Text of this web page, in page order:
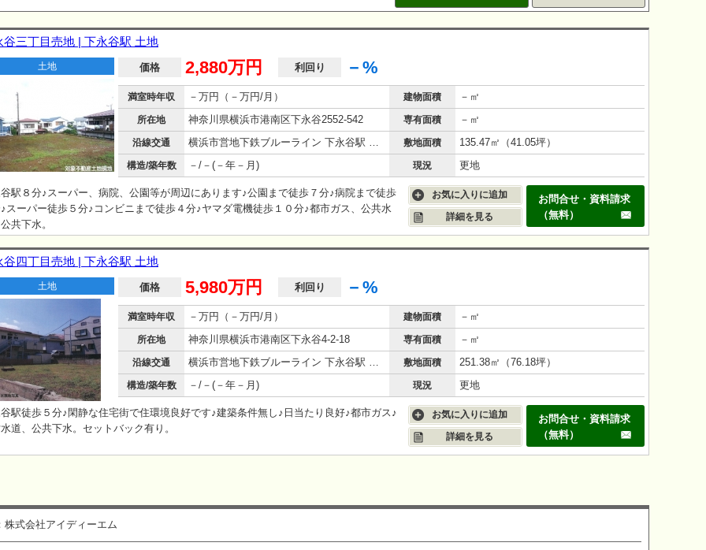
谷三丁目売地 | 下永谷駅 土地
土地 価格 2,880万円 利回り －%
満室時年収 －万円（－万円/月） 建物面積 －㎡
所在地 神奈川県横浜市港南区下永谷2552-542 専有面積 －㎡
沿線交通 横浜市営地下鉄ブルーライン 下永谷駅 徒歩 8分 敷地面積 135.47㎡（41.05坪）
構造/築年数 －/－(－年－月) 現況 更地
駅８分♪スーパー、病院、公園等が周辺にあります♪公園まで徒歩７分♪病院まで徒歩
スーパー徒歩５分♪コンビニまで徒歩４分♪ヤマダ電機徒歩１０分♪都市ガス、公共水
共下水。
お気に入りに追加
詳細を見る
お問合せ・資料請求
（無料）
谷四丁目売地 | 下永谷駅 土地
土地 価格 5,980万円 利回り －%
満室時年収 －万円（－万円/月） 建物面積 －㎡
所在地 神奈川県横浜市港南区下永谷4-2-18 専有面積 －㎡
沿線交通 横浜市営地下鉄ブルーライン 下永谷駅 徒歩 5分 敷地面積 251.38㎡（76.18坪）
構造/築年数 －/－(－年－月) 現況 更地
駅徒歩５分♪閑静な住宅街で住環境良好です♪建築条件無し♪日当たり良好♪都市ガス♪
道、公共下水。セットバック有り。
お気に入りに追加
詳細を見る
お問合せ・資料請求
（無料）
株式会社アイディーエム